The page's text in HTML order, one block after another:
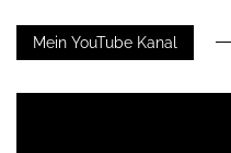
Mein YouTube Kanal